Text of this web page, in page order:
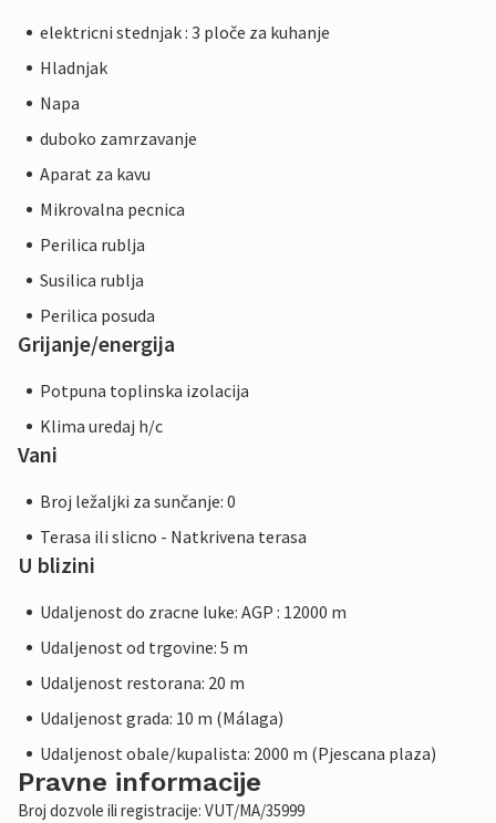
elektricni stednjak : 3 ploče za kuhanje
Hladnjak
Napa
duboko zamrzavanje
Aparat za kavu
Mikrovalna pecnica
Perilica rublja
Susilica rublja
Perilica posuda
Grijanje/energija
Potpuna toplinska izolacija
Klima uredaj h/c
Vani
Broj ležaljki za sunčanje: 0
Terasa ili slicno - Natkrivena terasa
U blizini
Udaljenost do zracne luke: AGP : 12000 m
Udaljenost od trgovine: 5 m
Udaljenost restorana: 20 m
Udaljenost grada: 10 m (Málaga)
Udaljenost obale/kupalista: 2000 m (Pjescana plaza)
Pravne informacije
Broj dozvole ili registracije: VUT/MA/35999